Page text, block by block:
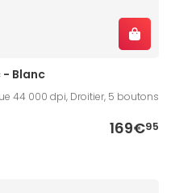
- Blanc
44 000 dpi, Droitier, 5 boutons
169€95